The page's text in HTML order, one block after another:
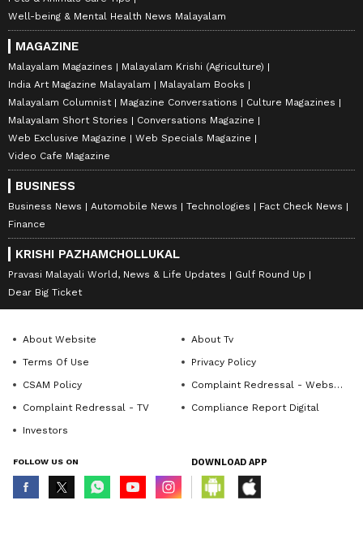
Well-being & Mental Health News Malayalam
MAGAZINE
Malayalam Magazines
Malayalam Krishi (Agriculture)
India Art Magazine Malayalam
Malayalam Books
Malayalam Columnist
Magazine Conversations
Culture Magazines
Malayalam Short Stories
Conversations Magazine
Web Exclusive Magazine
Web Specials Magazine
Video Cafe Magazine
BUSINESS
Business News Automobile News Technologies
Fact Check News
Finance
KRISHI PAZHAMCHOLLUKAL
Pravasi Malayali World, News & Life Updates
Gulf Round Up
Dear Big Ticket
About Website
About Tv
Terms Of Use
Privacy Policy
CSAM Policy
Complaint Redressal - Website
Complaint Redressal - TV
Compliance Report Digital
Investors
FOLLOW US ON DOWNLOAD APP